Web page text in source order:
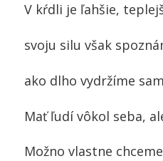
V kŕdli je ľahšie,
svoju silu však
ako dlho vydržíme
Mať ľudí vôkol seba,
Možno vlastne